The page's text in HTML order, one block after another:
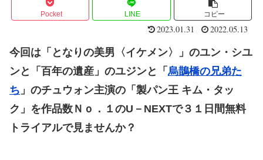
Pocket LINE コピー
2023.01.31 2022.05.13
今回は「となりの美男〈イケメン〉」のユン・シユ
ンと「百年の遺産」のユジンと「 烏鵲橋の兄弟た
ち 」のチュウォン主演の「製パン王 キム・タッ
ク」 を作品数Ｎｏ．１のU－NEXTで３１日間無料
トライアルで見ませんか？